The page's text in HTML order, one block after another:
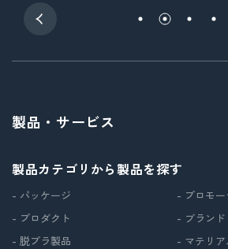
製品・サービス
製品カテゴリから製品を探す
- パッケージ
- プロダクト
- 脱プラ製品
- プロモー
- ブランド
- マテリア